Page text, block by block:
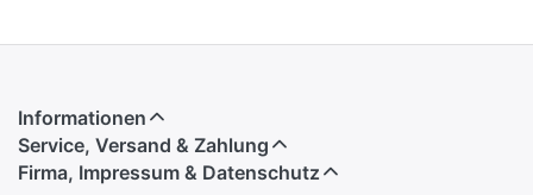
Informationen
Service, Versand & Zahlung
Firma, Impressum & Datenschutz